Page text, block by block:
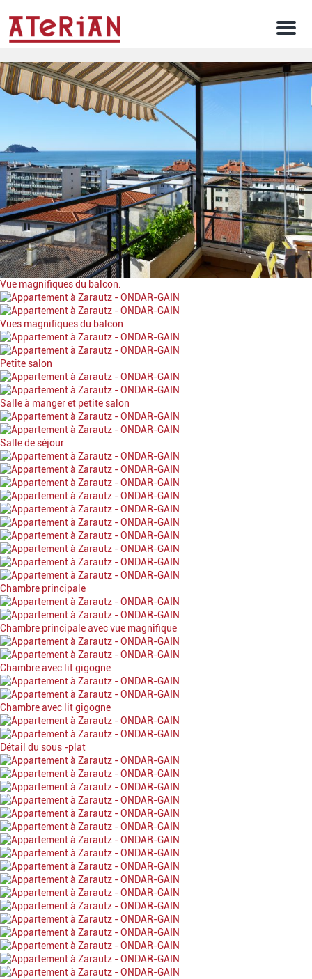
Menu
Vue magnifiques du balcon.
Vues magnifiques du balcon
Petite salon
Salle à manger et petite salon
Salle de séjour
Chambre principale
Chambre principale avec vue magnifique
Chambre avec lit gigogne
Chambre avec lit gigogne
Détail du sous -plat